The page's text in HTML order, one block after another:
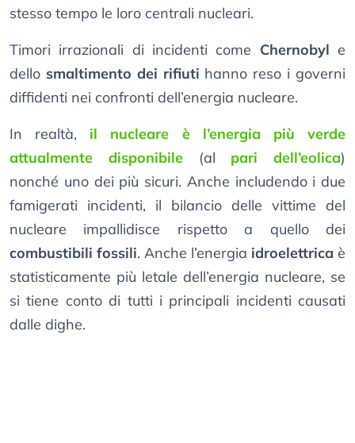
stesso tempo le loro centrali nucleari.
Timori irrazionali di incidenti come Chernobyl e
dello smaltimento dei rifiuti hanno reso i governi
diffidenti nei confronti dell’energia nucleare.
In realtà, il nucleare è l’energia più verde
attualmente disponibile(al pari dell’eolica)
nonché uno dei più sicuri. Anche includendo i due
famigerati incidenti, il bilancio delle vittime del
nucleare impallidisce rispetto a quello dei
combustibili fossili. Anche l’energia idroelettrica è
statisticamente più letale dell’energia nucleare, se
si tiene conto di tutti i principali incidenti causati
dalle dighe.